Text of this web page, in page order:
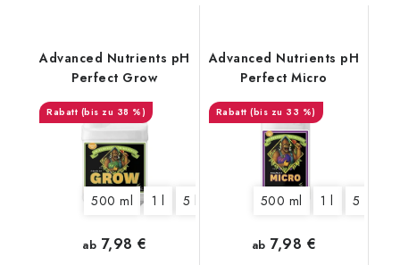
Advanced Nutrients pH
Perfect Grow
(bis zu 38 %)
500 ml 1 l 5 l 20 l
ab 7,98 €
Advanced Nutrients pH
Perfect Micro
(bis zu 33 %)
500 ml 1 l 5 l
ab 7,98 €